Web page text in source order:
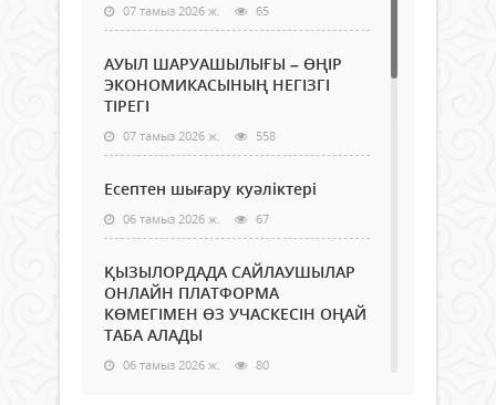
07 тамыз 2026 ж. 65
АУЫЛ ШАРУАШЫЛЫҒЫ – ӨҢІР
ЭКОНОМИКАСЫНЫҢ НЕГІЗГІ
ТІРЕГІ
07 тамыз 2026 ж. 558
Есептен шығару куәліктері
06 тамыз 2026 ж. 67
ҚЫЗЫЛОРДАДА САЙЛАУШЫЛАР
ОНЛАЙН ПЛАТФОРМА
КӨМЕГІМЕН ӨЗ УЧАСКЕСІН ОҢАЙ
ТАБА АЛАДЫ
06 тамыз 2026 ж. 80